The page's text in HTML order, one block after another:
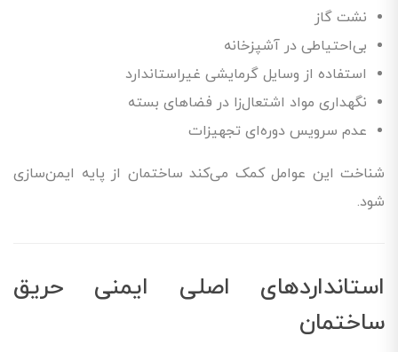
نشت گاز
بی‌احتیاطی در آشپزخانه
استفاده از وسایل گرمایشی غیراستاندارد
نگهداری مواد اشتعال‌زا در فضاهای بسته
عدم سرویس دوره‌ای تجهیزات
شناخت این عوامل کمک می‌کند ساختمان از پایه ایمن‌سازی
شود.
استانداردهای اصلی ایمنی حریق
ساختمان